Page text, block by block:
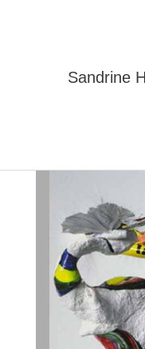
Sandrine